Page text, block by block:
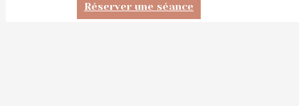
Réserver une séance